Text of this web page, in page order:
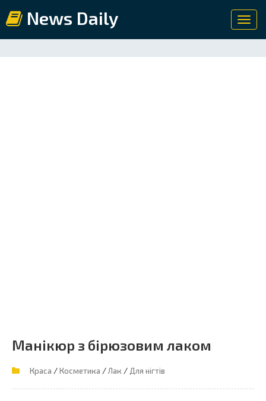
News Daily
Манікюр з бірюзовим лаком
Краса /Косметика /Лак / Для нігтів